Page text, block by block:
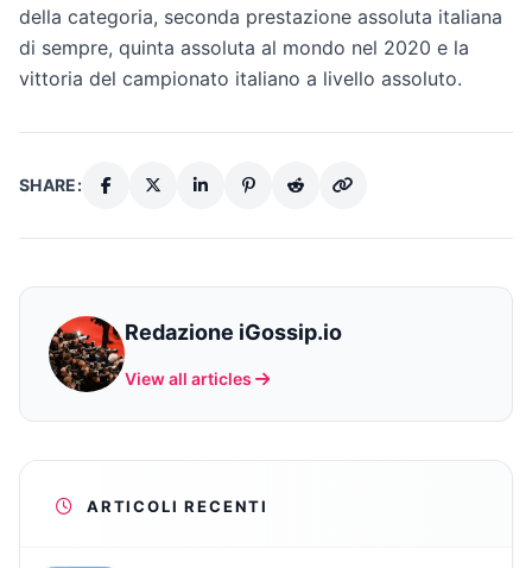
della categoria, seconda prestazione assoluta italiana
di sempre, quinta assoluta al mondo nel 2020 e la
vittoria del campionato italiano a livello assoluto.
SHARE:
Redazione iGossip.io
View all articles
ARTICOLI RECENTI